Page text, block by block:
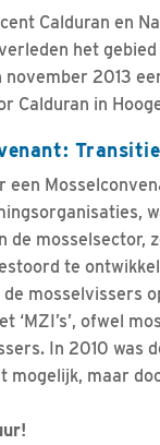
Calduran en
het
november 2013
Calduran in
de mosselsector,
te
mosselvissers
‘MZI’s’, ofwel
In 2010 was
mogelijk, maar